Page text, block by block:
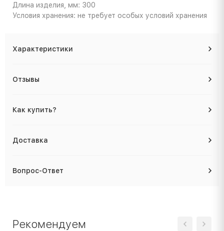
Длина изделия, мм: 300
Условия хранения: не требует особых условий хранения
Характеристики
Отзывы
Как купить?
Доставка
Вопрос-Ответ
Рекомендуем